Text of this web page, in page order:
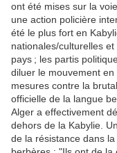
ont été mises sur la
une action policière
été le plus fort en
nationales/culturelles
pays ; les partis
diluer le mouvement
mesures contre la
officielle de la langue
Alger a effectivement
dehors de la Kabylie.
de la résistance dans